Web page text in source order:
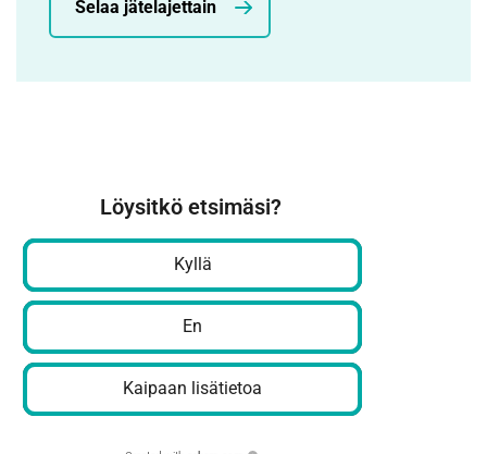
Selaa jätelajettain
Löysitkö etsimäsi?
Kyllä
En
Kaipaan lisätietoa